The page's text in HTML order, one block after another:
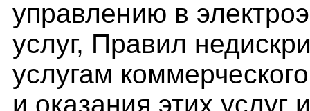
управлению в
услуг, Правил
услугам
и оказания этих услуг